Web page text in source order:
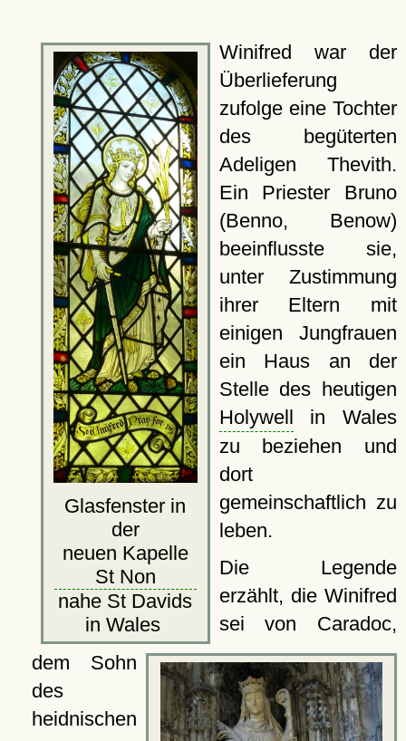
Glasfenster in
der
neuen Kapelle
St Non
nahe St Davids
in Wales
Winifred war der
Überlieferung
zufolge eine Tochter
des begüterten
Adeligen Thevith.
Ein Priester Bruno
(Benno, Benow)
beeinflusste sie,
unter Zustimmung
ihrer Eltern mit
einigen Jungfrauen
ein Haus an der
Stelle des heutigen
Holywell in Wales
zu beziehen und
dort
gemeinschaftlich zu
leben.
Die Legende
erzählt, die Winifred
sei von Caradoc,
dem Sohn
des
heidnischen